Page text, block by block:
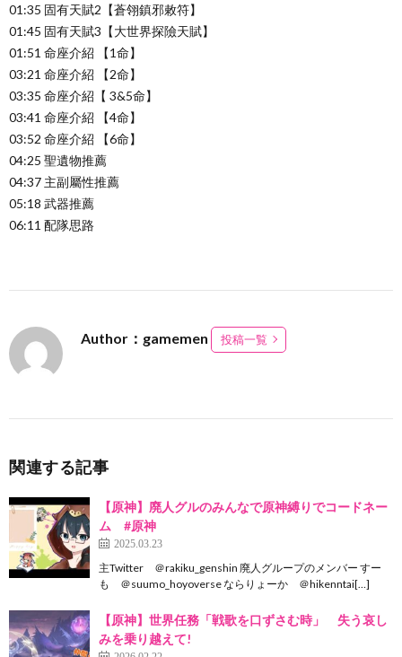
01:35 固有天賦2【蒼翎鎮邪敕符】
01:45 固有天賦3【大世界探險天賦】
01:51 命座介紹 【1命】
03:21 命座介紹 【2命】
03:35 命座介紹【 3&5命】
03:41 命座介紹 【4命】
03:52 命座介紹 【6命】
04:25 聖遺物推薦
04:37 主副屬性推薦
05:18 武器推薦
06:11 配隊思路
Author：gamemen 投稿一覧
関連する記事
【原神】廃人グルのみんなで原神縛りでコードネー
ム #原神
2025.03.23
主Twitter ＠rakiku_genshin 廃人グループのメンバー すー
も ＠suumo_hoyoverse ならりょーか ＠hikenntai[…]
【原神】世界任務「戦歌を口ずさむ時」 失う哀し
みを乗り越えて!